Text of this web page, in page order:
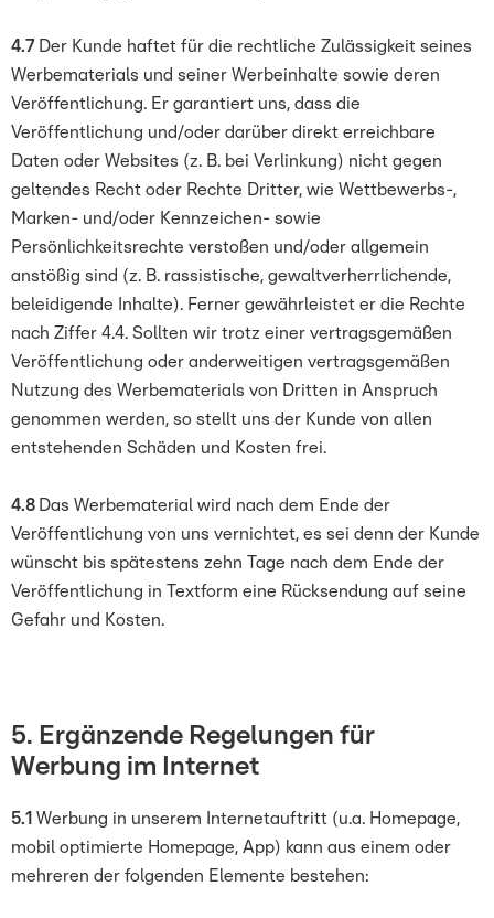
4.7 Der Kunde haftet für die rechtliche Zulässigkeit seines
Werbematerials und seiner Werbeinhalte sowie deren
Veröffentlichung. Er garantiert uns, dass die
Veröffentlichung und/oder darüber direkt erreichbare
Daten oder Websites (z. B. bei Verlinkung) nicht gegen
geltendes Recht oder Rechte Dritter, wie Wettbewerbs-,
Marken- und/oder Kennzeichen- sowie
Persönlichkeitsrechte verstoßen und/oder allgemein
anstößig sind (z. B. rassistische, gewaltverherrlichende,
beleidigende Inhalte). Ferner gewährleistet er die Rechte
nach Ziffer 4.4. Sollten wir trotz einer vertragsgemäßen
Veröffentlichung oder anderweitigen vertragsgemäßen
Nutzung des Werbematerials von Dritten in Anspruch
genommen werden, so stellt uns der Kunde von allen
entstehenden Schäden und Kosten frei.
4.8 Das Werbematerial wird nach dem Ende der
Veröffentlichung von uns vernichtet, es sei denn der Kunde
wünscht bis spätestens zehn Tage nach dem Ende der
Veröffentlichung in Textform eine Rücksendung auf seine
Gefahr und Kosten.
5. Ergänzende Regelungen für
Werbung im Internet
5.1 Werbung in unserem Internetauftritt (u.a. Homepage,
mobil optimierte Homepage, App) kann aus einem oder
mehreren der folgenden Elemente bestehen: